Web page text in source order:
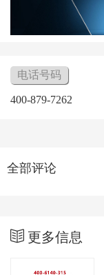
电话号码
400-879-7262
全部评论
更多信息